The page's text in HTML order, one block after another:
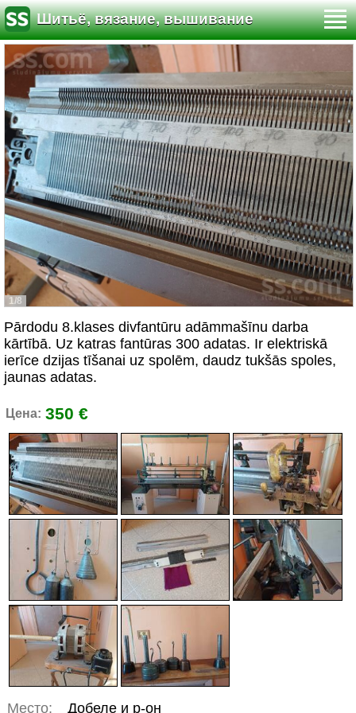
Шитьё, вязание, вышивание
1/8
Pārdodu 8.klases divfantūru adāmmašīnu darba
kārtībā. Uz katras fantūras 300 adatas. Ir elektriskā
ierīce dzijas tīšanai uz spolēm, daudz tukšās spoles,
jaunas adatas.
Цена: 350 €
Место: Добеле и р-он